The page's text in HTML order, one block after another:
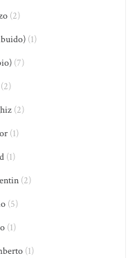
(2)
(1)
(7)
(2)
(2)
(1)
(1)
(2)
(5)
(1)
(1)